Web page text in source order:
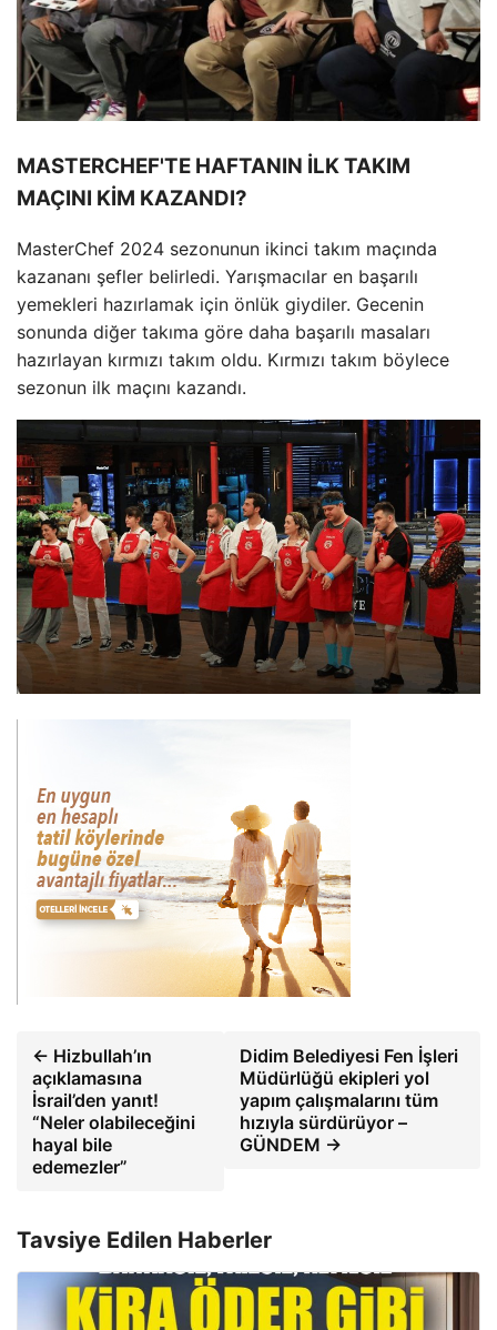
MASTERCHEF'TE HAFTANIN İLK TAKIM
MAÇINI KİM KAZANDI?
MasterChef 2024 sezonunun ikinci takım maçında
kazananı şefler belirledi. Yarışmacılar en başarılı
yemekleri hazırlamak için önlük giydiler. Gecenin
sonunda diğer takıma göre daha başarılı masaları
hazırlayan kırmızı takım oldu. Kırmızı takım böylece
sezonun ilk maçını kazandı.
← Hizbullah’ın
açıklamasına
İsrail’den yanıt!
“Neler olabileceğini
hayal bile
edemezler”
Didim Belediyesi Fen İşleri
Müdürlüğü ekipleri yol
yapım çalışmalarını tüm
hızıyla sürdürüyor –
GÜNDEM →
Tavsiye Edilen Haberler